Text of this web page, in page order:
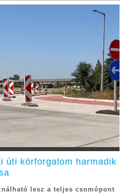
úti körforgalom harmadik
lesz a teljes csomópont